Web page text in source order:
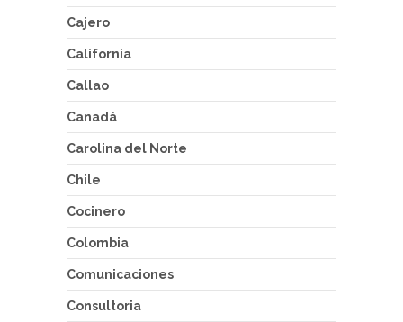
Cajero
California
Callao
Canadá
Carolina del Norte
Chile
Cocinero
Colombia
Comunicaciones
Consultoria